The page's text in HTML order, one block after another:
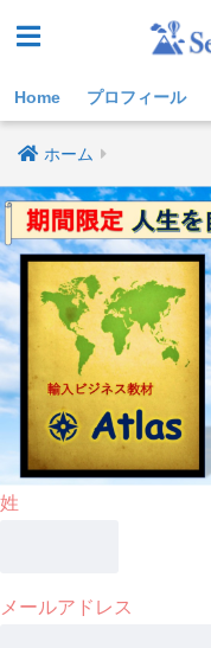
Home プロフィール
ホーム
姓
メールアドレス